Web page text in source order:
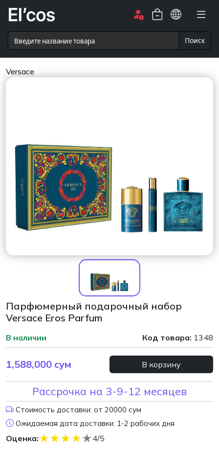
Поиск
Versace
Парфюмерный подарочный набор
Versace Eros Parfum
В наличии Код товара: 1348
1,588,000 сум В корзину
Рассрочка на 3-9-12 месяцев
Стоимость доставки: от 20000 сум
Ожидаемая дата доставки: 1-2 рабочих дня
Оценка: ★
★
★
★
★
4/5